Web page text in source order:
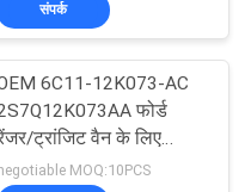
संपर्क
6C11-12K073-AC
फोर्ड
ट्रांजिट वैन के लिए
MOQ:10PCS